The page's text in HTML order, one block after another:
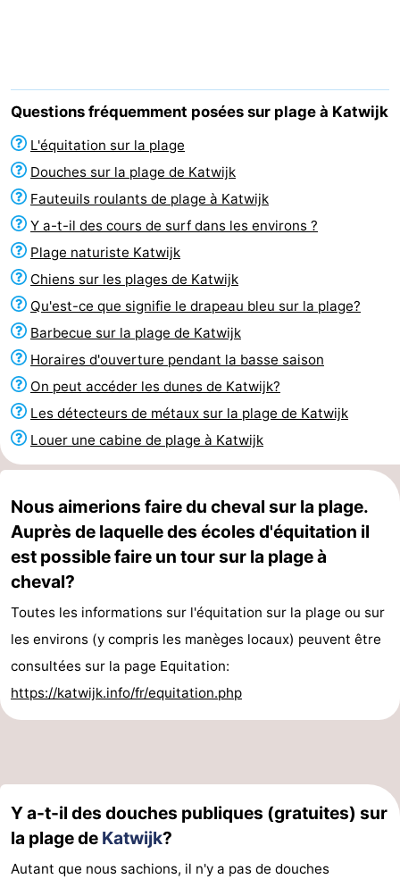
minutes
Plages
Voir
et
faire
Lieux
d'intérêt
-
Musées
-
Monuments
-
Points
de
vue
Attractions
-
Croisières
-
Terrains
de
jeux
-
Aires
jeux
-
Experiences
Centres
de
être
Villages
villes
Sports
-
Faire
vélo
-
Randonnée
Équitation
-
Questions fréquemment posées sur plage à Katwijk
L'équitation sur la plage
Douches sur la plage de Katwijk
Fauteuils roulants de plage à Katwijk
Y a-t-il des cours de surf dans les environs ?
Plage naturiste Katwijk
Chiens sur les plages de Katwijk
Qu'est-ce que signifie le drapeau bleu sur la plage?
Barbecue sur la plage de Katwijk
Horaires d'ouverture pendant la basse saison
On peut accéder les dunes de Katwijk?
Les détecteurs de métaux sur la plage de Katwijk
Louer une cabine de plage à Katwijk
Nous aimerions faire du cheval sur la plage.
Auprès de laquelle des écoles d'équitation il
est possible faire un tour sur la plage à
cheval?
Toutes les informations sur l'équitation sur la plage ou sur
les environs (y compris les manèges locaux) peuvent être
consultées sur la page Equitation:
https://katwijk.info/fr/equitation.php
Y a-t-il des douches publiques (gratuites) sur
la plage de Katwijk?
Autant que nous sachions, il n'y a pas de douches